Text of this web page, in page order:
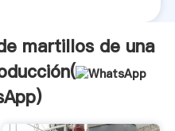
martillos de una
)